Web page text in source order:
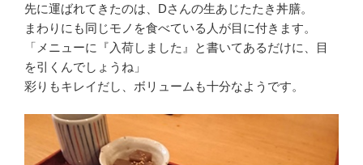
先に運ばれてきたのは、Dさんの生あじたたき丼膳。
まわりにも同じモノを食べている人が目に付きます。
「メニューに『入荷しました』と書いてあるだけに、目
を引くんでしょうね」
彩りもキレイだし、ボリュームも十分なようです。